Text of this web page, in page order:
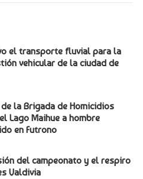
el transporte fluvial para la
vehicular de la ciudad de
la Brigada de Homicidios
Lago Maihue a hombre
en Futrono
del campeonato y el respiro
Valdivia